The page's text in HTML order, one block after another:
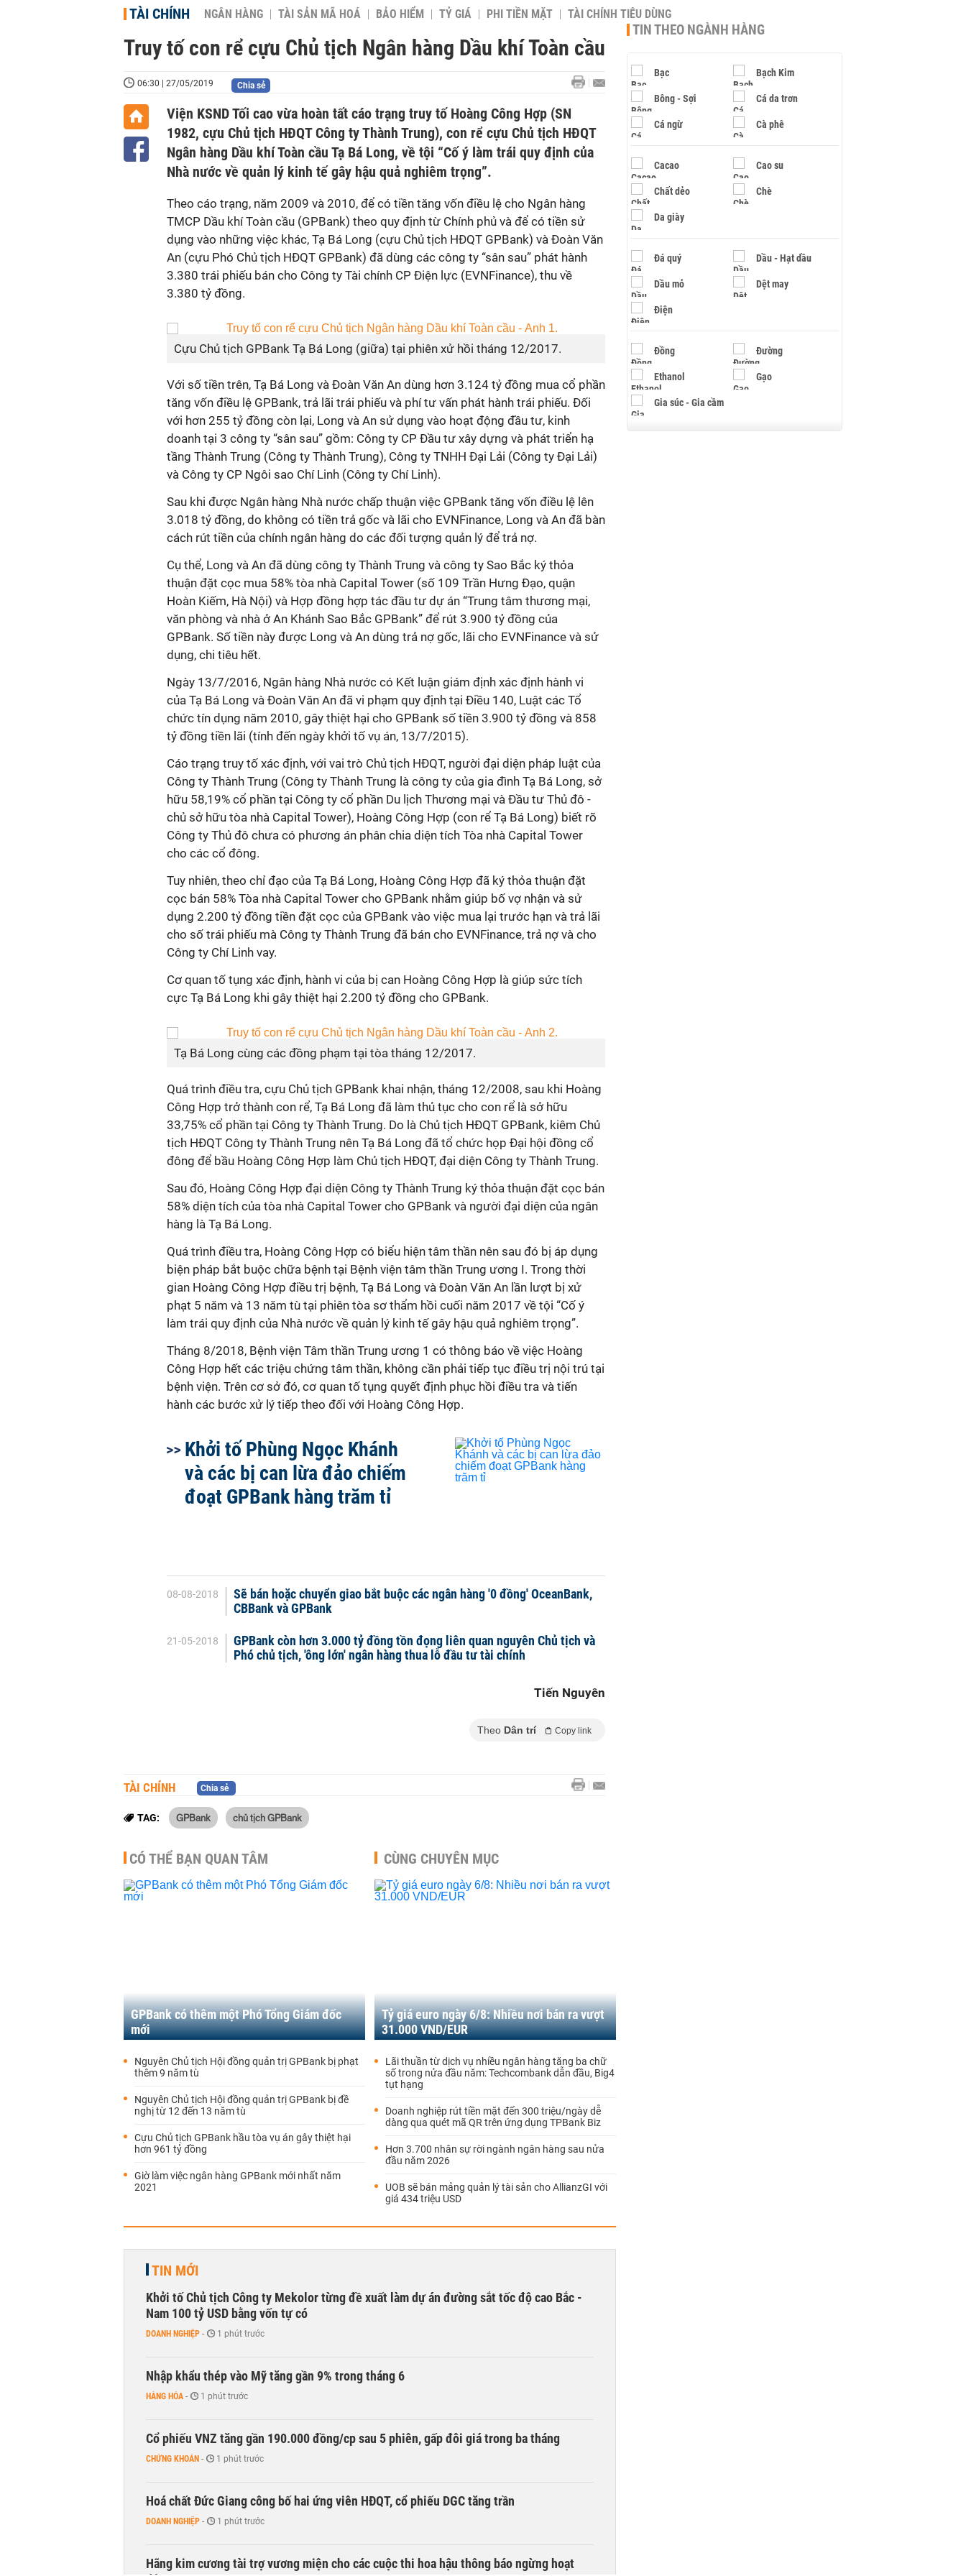
TÀI CHÍNH NGÂN HÀNG TÀI SẢN MÃ HOÁ BẢO HIỂM TỶ GIÁ PHI TIỀN MẶT TÀI CHÍNH TIÊU DÙNG
Truy tố con rể cựu Chủ tịch Ngân hàng Dầu khí Toàn cầu
06:30 | 27/05/2019 Chia sẻ
Viện KSND Tối cao vừa hoàn tất cáo trạng truy tố Hoàng Công Hợp (SN
1982, cựu Chủ tịch HĐQT Công ty Thành Trung), con rể cựu Chủ tịch HĐQT
Ngân hàng Dầu khí Toàn cầu Tạ Bá Long, về tội “Cố ý làm trái quy định của
Nhà nước về quản lý kinh tế gây hậu quả nghiêm trọng”.
Theo cáo trạng, năm 2009 và 2010, để có tiền tăng vốn điều lệ cho Ngân hàng
TMCP Dầu khí Toàn cầu (GPBank) theo quy định từ Chính phủ và để có tiền sử
dụng vào những việc khác, Tạ Bá Long (cựu Chủ tịch HĐQT GPBank) và Đoàn Văn
An (cựu Phó Chủ tịch HĐQT GPBank) đã dùng các công ty “sân sau” phát hành
3.380 trái phiếu bán cho Công ty Tài chính CP Điện lực (EVNFinance), thu về
3.380 tỷ đồng.
Cựu Chủ tịch GPBank Tạ Bá Long (giữa) tại phiên xử hồi tháng 12/2017.
Với số tiền trên, Tạ Bá Long và Đoàn Văn An dùng hơn 3.124 tỷ đồng mua cổ phần
tăng vốn điều lệ GPBank, trả lãi trái phiếu và phí tư vấn phát hành trái phiếu. Đối
với hơn 255 tỷ đồng còn lại, Long và An sử dụng vào hoạt động đầu tư, kinh
doanh tại 3 công ty “sân sau” gồm: Công ty CP Đầu tư xây dựng và phát triển hạ
tầng Thành Trung (Công ty Thành Trung), Công ty TNHH Đại Lải (Công ty Đại Lải)
và Công ty CP Ngôi sao Chí Linh (Công ty Chí Linh).
Sau khi được Ngân hàng Nhà nước chấp thuận việc GPBank tăng vốn điều lệ lên
3.018 tỷ đồng, do không có tiền trả gốc và lãi cho EVNFinance, Long và An đã bàn
cách rút tiền của chính ngân hàng do các đối tượng quản lý để trả nợ.
Cụ thể, Long và An đã dùng công ty Thành Trung và công ty Sao Bắc ký thỏa
thuận đặt cọc mua 58% tòa nhà Capital Tower (số 109 Trần Hưng Đạo, quận
Hoàn Kiếm, Hà Nội) và Hợp đồng hợp tác đầu tư dự án “Trung tâm thương mại,
văn phòng và nhà ở An Khánh Sao Bắc GPBank” để rút 3.900 tỷ đồng của
GPBank. Số tiền này được Long và An dùng trả nợ gốc, lãi cho EVNFinance và sử
dụng, chi tiêu hết.
Ngày 13/7/2016, Ngân hàng Nhà nước có Kết luận giám định xác định hành vi
của Tạ Bá Long và Đoàn Văn An đã vi phạm quy định tại Điều 140, Luật các Tổ
chức tín dụng năm 2010, gây thiệt hại cho GPBank số tiền 3.900 tỷ đồng và 858
tỷ đồng tiền lãi (tính đến ngày khởi tố vụ án, 13/7/2015).
Cáo trạng truy tố xác định, với vai trò Chủ tịch HĐQT, người đại diện pháp luật của
Công ty Thành Trung (Công ty Thành Trung là công ty của gia đình Tạ Bá Long, sở
hữu 58,19% cổ phần tại Công ty cổ phần Du lịch Thương mại và Đầu tư Thủ đô -
chủ sở hữu tòa nhà Capital Tower), Hoàng Công Hợp (con rể Tạ Bá Long) biết rõ
Công ty Thủ đô chưa có phương án phân chia diện tích Tòa nhà Capital Tower
cho các cổ đông.
Tuy nhiên, theo chỉ đạo của Tạ Bá Long, Hoàng Công Hợp đã ký thỏa thuận đặt
cọc bán 58% Tòa nhà Capital Tower cho GPBank nhằm giúp bố vợ nhận và sử
dụng 2.200 tỷ đồng tiền đặt cọc của GPBank vào việc mua lại trước hạn và trả lãi
cho số trái phiếu mà Công ty Thành Trung đã bán cho EVNFinance, trả nợ và cho
Công ty Chí Linh vay.
Cơ quan tố tụng xác định, hành vi của bị can Hoàng Công Hợp là giúp sức tích
cực Tạ Bá Long khi gây thiệt hại 2.200 tỷ đồng cho GPBank.
Tạ Bá Long cùng các đồng phạm tại tòa tháng 12/2017.
Quá trình điều tra, cựu Chủ tịch GPBank khai nhận, tháng 12/2008, sau khi Hoàng
Công Hợp trở thành con rể, Tạ Bá Long đã làm thủ tục cho con rể là sở hữu
33,75% cổ phần tại Công ty Thành Trung. Do là Chủ tịch HĐQT GPBank, kiêm Chủ
tịch HĐQT Công ty Thành Trung nên Tạ Bá Long đã tổ chức họp Đại hội đồng cổ
đông để bầu Hoàng Công Hợp làm Chủ tịch HĐQT, đại diện Công ty Thành Trung.
Sau đó, Hoàng Công Hợp đại diện Công ty Thành Trung ký thỏa thuận đặt cọc bán
58% diện tích của tòa nhà Capital Tower cho GPBank và người đại diện của ngân
hàng là Tạ Bá Long.
Quá trình điều tra, Hoàng Công Hợp có biểu hiện tâm thần nên sau đó bị áp dụng
biện pháp bắt buộc chữa bệnh tại Bệnh viện tâm thần Trung ương I. Trong thời
gian Hoàng Công Hợp điều trị bệnh, Tạ Bá Long và Đoàn Văn An lần lượt bị xử
phạt 5 năm và 13 năm tù tại phiên tòa sơ thẩm hồi cuối năm 2017 về tội “Cố ý
làm trái quy định của Nhà nước về quản lý kinh tế gây hậu quả nghiêm trọng”.
Tháng 8/2018, Bệnh viện Tâm thần Trung ương 1 có thông báo về việc Hoàng
Công Hợp hết các triệu chứng tâm thần, không cần phải tiếp tục điều trị nội trú tại
bệnh viện. Trên cơ sở đó, cơ quan tố tụng quyết định phục hồi điều tra và tiến
hành các bước xử lý tiếp theo đối với Hoàng Công Hợp.
Khởi tố Phùng Ngọc Khánh
và các bị can lừa đảo chiếm
đoạt GPBank hàng trăm tỉ
08-08-2018
Sẽ bán hoặc chuyển giao bắt buộc các ngân hàng '0 đồng' OceanBank,
CBBank và GPBank
21-05-2018
GPBank còn hơn 3.000 tỷ đồng tồn đọng liên quan nguyên Chủ tịch và
Phó chủ tịch, 'ông lớn' ngân hàng thua lỗ đầu tư tài chính
Tiến Nguyên
Theo Dân trí Copy link
TÀI CHÍNH Chia sẻ
TAG: GPBank chủ tịch GPBank
CÓ THỂ BẠN QUAN TÂM
GPBank có thêm một Phó Tổng Giám đốc
mới
Nguyên Chủ tịch Hội đồng quản trị GPBank bị phạt
thêm 9 năm tù
Nguyên Chủ tịch Hội đồng quản trị GPBank bị đề
nghị từ 12 đến 13 năm tù
Cựu Chủ tịch GPBank hầu tòa vụ án gây thiệt hại
hơn 961 tỷ đồng
Giờ làm việc ngân hàng GPBank mới nhất năm
2021
CÙNG CHUYÊN MỤC
Tỷ giá euro ngày 6/8: Nhiều nơi bán ra vượt
31.000 VND/EUR
Lãi thuần từ dịch vụ nhiều ngân hàng tăng ba chữ
số trong nửa đầu năm: Techcombank dẫn đầu, Big4
tụt hạng
Doanh nghiệp rút tiền mặt đến 300 triệu/ngày dễ
dàng qua quét mã QR trên ứng dụng TPBank Biz
Hơn 3.700 nhân sự rời ngành ngân hàng sau nửa
đầu năm 2026
UOB sẽ bán mảng quản lý tài sản cho AllianzGI với
giá 434 triệu USD
TIN MỚI
Khởi tố Chủ tịch Công ty Mekolor từng đề xuất làm dự án đường sắt tốc độ cao Bắc -
Nam 100 tỷ USD bằng vốn tự có
DOANH NGHIỆP - 1 phút trước
Nhập khẩu thép vào Mỹ tăng gần 9% trong tháng 6
HÀNG HÓA - 1 phút trước
Cổ phiếu VNZ tăng gần 190.000 đồng/cp sau 5 phiên, gấp đôi giá trong ba tháng
CHỨNG KHOÁN - 1 phút trước
Hoá chất Đức Giang công bố hai ứng viên HĐQT, cổ phiếu DGC tăng trần
DOANH NGHIỆP - 1 phút trước
Hãng kim cương tài trợ vương miện cho các cuộc thi hoa hậu thông báo ngừng hoạt
TIN THEO NGÀNH HÀNG
Bạc Bạch Kim
Bông - Sợi Cá da trơn
Cá ngừ Cà phê
Cacao Cao su
Chất dẻo Chè
Da giày
Đá quý Dầu - Hạt dầu
Dầu mỏ Dệt may
Điện
Đồng Đường
Ethanol Gạo
Gia súc - Gia cầm